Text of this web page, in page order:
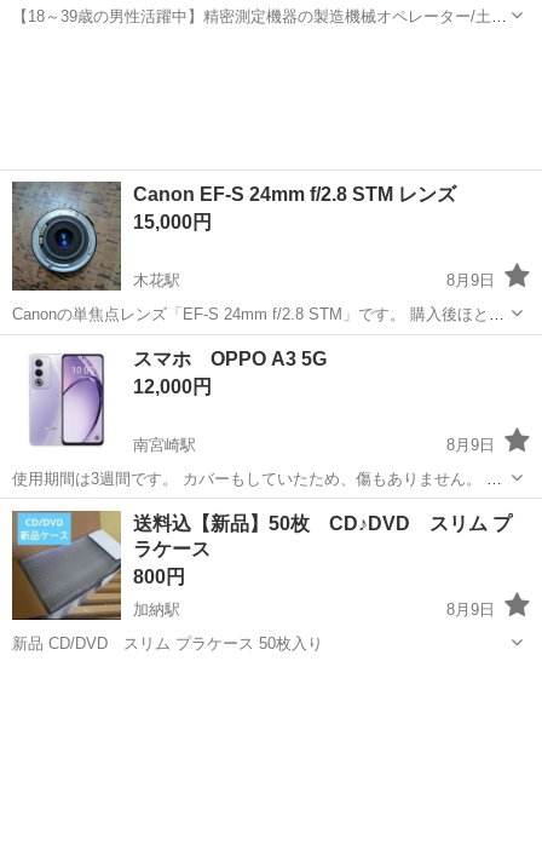
【18～39歳の男性活躍中】精密測定機器の製造機械オペレーター/土日
Canon EF-S 24mm f/2.8 STM レンズ
15,000円
木花駅
8月9日
Canonの単焦点レンズ「EF-S 24mm f/2.8 STM」です。 購入後ほとん
ど使用しておらず、非常にきれいな状態です。 目立つ傷や汚れもな
く、状態はかなり良いと思います。 ・Canon EF-S 24...
スマホ OPPO A3 5G
12,000円
南宮崎駅
8月9日
使用期間は3週間です。 カバーもしていたため、傷もありません。 使
用も問題ありません。 楽天モバイル メーカーオッポ 製品名OPPO A3
5G 型番CPH2639 色パープル / サイズ約166 x 約76 ...
宮崎 宮崎市 南宮崎駅 携帯アクセサリー
送料込【新品】50枚 CD♪DVD スリム プ
ラケース
800円
加納駅
8月9日
新品 CD/DVD スリム プラケース 50枚入り